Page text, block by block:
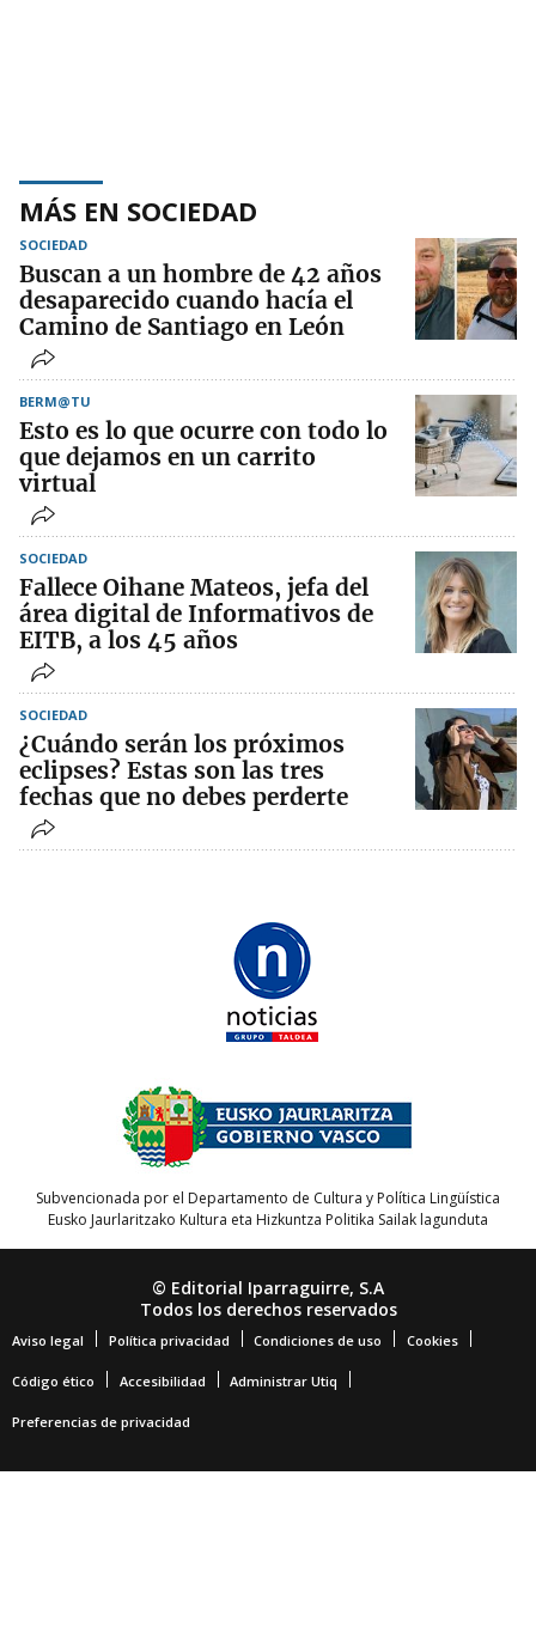
MÁS EN SOCIEDAD
SOCIEDAD
Buscan a un hombre de 42 años
desaparecido cuando hacía el
Camino de Santiago en León
BERM@TU
Esto es lo que ocurre con todo lo
que dejamos en un carrito
virtual
SOCIEDAD
Fallece Oihane Mateos, jefa del
área digital de Informativos de
EITB, a los 45 años
SOCIEDAD
¿Cuándo serán los próximos
eclipses? Estas son las tres
fechas que no debes perderte
Subvencionada por el Departamento de Cultura y Política Lingüística
Eusko Jaurlaritzako Kultura eta Hizkuntza Politika Sailak lagunduta
© Editorial Iparraguirre, S.A
Todos los derechos reservados
Aviso legal Política privacidad Condiciones de uso Cookies
Código ético Accesibilidad Administrar Utiq
Preferencias de privacidad